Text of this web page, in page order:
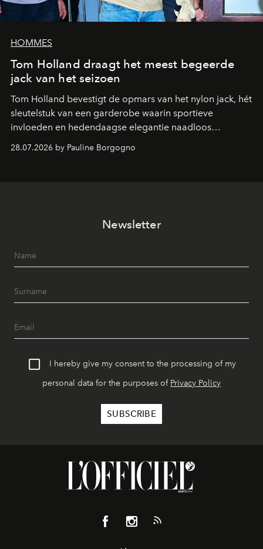
HOMMES
Tom Holland draagt het meest begeerde
jack van het seizoen
Tom Holland bevestigt de opmars van het nylon jack, hét
sleutelstuk van een garderobe waarin sportieve
invloeden en hedendaagse elegantie naadloos
samenkomen.
28.07.2026 by Pauline Borgogno
Newsletter
I hereby give my consent to the processing of my
personal data for the purposes of Privacy Policy